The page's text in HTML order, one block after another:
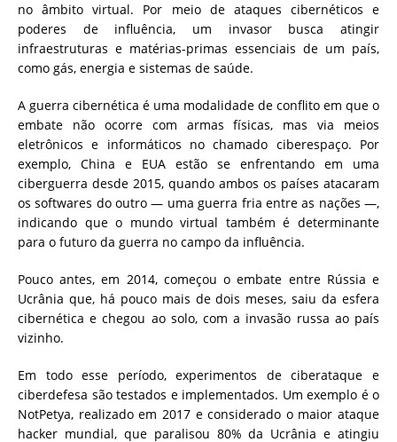
no âmbito virtual. Por meio de ataques cibernéticos e
poderes de influência, um invasor busca atingir
infraestruturas e matérias-primas essenciais de um país,
como gás, energia e sistemas de saúde.
A guerra cibernética é uma modalidade de conflito em que o
embate não ocorre com armas físicas, mas via meios
eletrônicos e informáticos no chamado ciberespaço. Por
exemplo, China e EUA estão se enfrentando em uma
ciberguerra desde 2015, quando ambos os países atacaram
os softwares do outro — uma guerra fria entre as nações —,
indicando que o mundo virtual também é determinante
para o futuro da guerra no campo da influência.
Pouco antes, em 2014, começou o embate entre Rússia e
Ucrânia que, há pouco mais de dois meses, saiu da esfera
cibernética e chegou ao solo, com a invasão russa ao país
vizinho.
Em todo esse período, experimentos de ciberataque e
ciberdefesa são testados e implementados. Um exemplo é o
NotPetya, realizado em 2017 e considerado o maior ataque
hacker mundial, que paralisou 80% da Ucrânia e atingiu